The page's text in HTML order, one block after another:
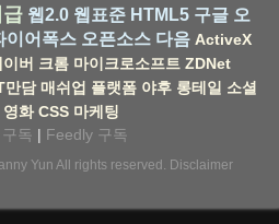
웹2.0 웹표준 HTML5 구글 오
이어폭스 오픈소스 다음 ActiveX
이버 크롬 마이크로소프트 ZDNet
만담 매쉬업 플랫폼 야후 롱테일 소셜
영화 CSS 마케팅
독 | Feedly 구독
Yun All rights reserved. Disclaimer